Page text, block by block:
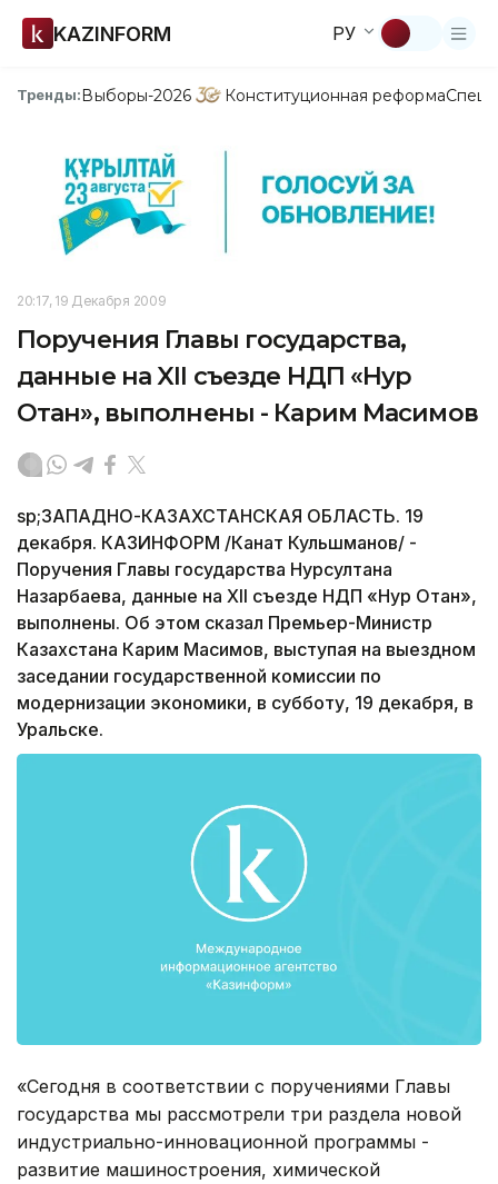
KAZINFORM РУ
Тренды:Выборы-2026 Конституционная реформа
20:17, 19 Декабря 2009
Поручения Главы государства,
данные на XII съезде НДП «Нур
Отан», выполнены - Карим Масимов
sp;ЗАПАДНО-КАЗАХСТАНСКАЯ ОБЛАСТЬ. 19
декабря. КАЗИНФОРМ /Канат Кульшманов/ -
Поручения Главы государства Нурсултана
Назарбаева, данные на XII съезде НДП «Нур Отан»,
выполнены. Об этом сказал Премьер-Министр
Казахстана Карим Масимов, выступая на выездном
заседании государственной комиссии по
модернизации экономики, в субботу, 19 декабря, в
Уральске.
«Сегодня в соответствии с поручениями Главы
государства мы рассмотрели три раздела новой
индустриально-инновационной программы -
развитие машиностроения, химической